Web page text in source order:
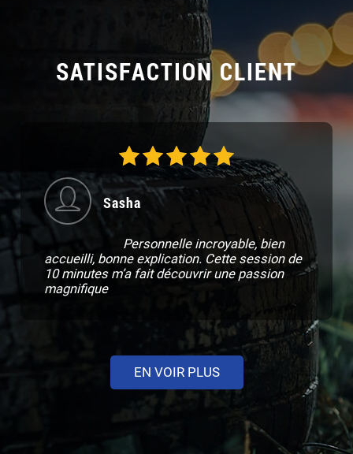
SATISFACTION CLIENT
Sasha
Personnelle incroyable, bien
accueilli, bonne explication. Cette session de
10 minutes m’a fait découvrir une passion
magnifique
EN VOIR PLUS